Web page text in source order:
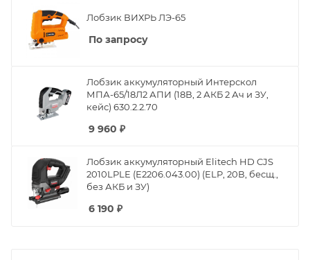
Лобзик ВИХРЬ ЛЭ-65
По запросу
Лобзик аккумуляторный Интерскол
МПА-65/18Л2 АПИ (18В, 2 АКБ 2 Ач и ЗУ,
кейс) 630.2.2.70
9 960 ₽
Лобзик аккумуляторный Elitech HD CJS
2010LPLE (E2206.043.00) (ELP, 20В, бесщ.,
без АКБ и ЗУ)
6 190 ₽